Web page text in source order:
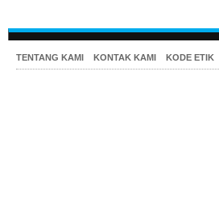
TENTANG KAMI KONTAK KAMI KODE ETIK